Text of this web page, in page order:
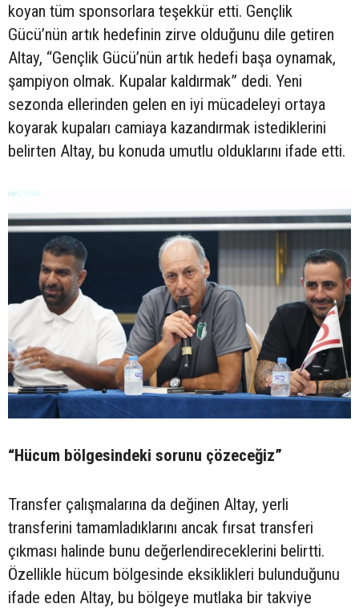
koyan tüm sponsorlara teşekkür etti. Gençlik
Gücü’nün artık hedefinin zirve olduğunu dile getiren
Altay, “Gençlik Gücü’nün artık hedefi başa oynamak,
şampiyon olmak. Kupalar kaldırmak” dedi. Yeni
sezonda ellerinden gelen en iyi mücadeleyi ortaya
koyarak kupaları camiaya kazandırmak istediklerini
belirten Altay, bu konuda umutlu olduklarını ifade etti.
“Hücum bölgesindeki sorunu çözeceğiz”
Transfer çalışmalarına da değinen Altay, yerli
transferini tamamladıklarını ancak fırsat transferi
çıkması halinde bunu değerlendireceklerini belirtti.
Özellikle hücum bölgesinde eksiklikleri bulunduğunu
ifade eden Altay, bu bölgeye mutlaka bir takviye